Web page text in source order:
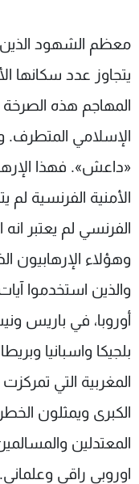
معظم الشهود الذين
يتجاوز عدد سكانها
المهاجم هذه
الإسلامي المتطرف.
«داعش». فهذا
الأمنية الفرنسية لم
الفرنسي لم يعتبر
وهؤلاء الإرهابيون
والذين استخدموا
أوروبا، في باريس
بلجيكا واسبانيا
المغربية التي
الكبرى ويمثلون
المعتدلين
اوروبي راقي وعلماني.